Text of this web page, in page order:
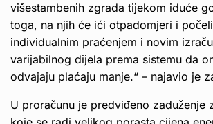
višestambenih zgrada tijekom iduće
toga, na njih će ići otpadomjeri i
individualnim praćenjem i novim
varijabilnog dijela prema sistemu da
odvajaju plaćaju manje.“ – najavio je
U proračunu je predviđeno zaduženje